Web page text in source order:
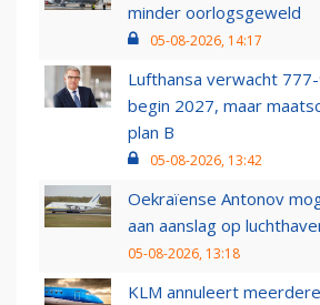
minder oorlogsgeweld
05-08-2026, 14:17
Lufthansa verwacht
begin 2027, maar
plan B
05-08-2026, 13:42
Oekraïense Antonov
aan aanslag op
05-08-2026, 13:18
KLM annuleert